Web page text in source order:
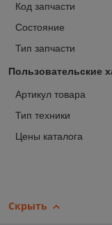
Код запчасти
Состояние
Тип запчасти
Пользовательские
Артикул товара
Тип техники
Цены каталога
Скрыть